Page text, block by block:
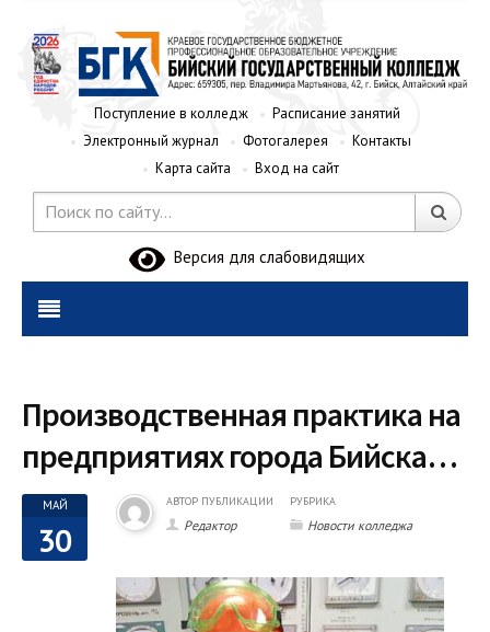
Поступление в колледж
Расписание занятий
Электронный журнал
Фотогалерея
Контакты
Карта сайта
Вход на сайт
Версия для слабовидящих
Производственная практика на
предприятиях города Бийска…
МАЙ
30
АВТОР ПУБЛИКАЦИИ
Редактор
РУБРИКА
Новости колледжа